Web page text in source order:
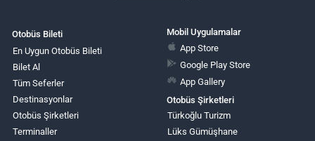
Otobüs Bileti
En Uygun Otobüs Bileti
Bilet Al
Tüm Seferler
Destinasyonlar
Otobüs Şirketleri
Terminaller
Mobil Uygulamalar
App Store
Google Play Store
App Gallery
Otobüs Şirketleri
Türkoğlu Turizm
Lüks Gümüşhane